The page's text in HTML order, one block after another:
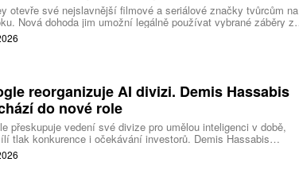
otevře své nejslavnější filmové a seriálové značky tvůrcům na
Nová dohoda jim umožní legálně používat vybrané záběry z
studia a sdílet vlastní videa také na platformě Disney Verts.
reorganizuje AI divizi. Demis Hassabis
do nové role
přeskupuje vedení své divize pro umělou inteligenci v době,
tlak konkurence i očekávání investorů. Demis Hassabis
každodenní řízení DeepMind a zaměří se na vývoj pokročilé
inteligence i její dopad na společnost.